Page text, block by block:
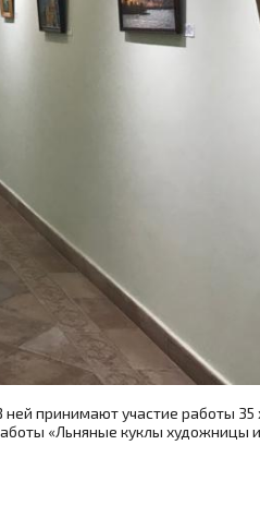
принимают участие работы 35
«Льняные куклы художницы